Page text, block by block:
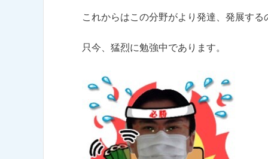
これからはこの分野がより発達、発展す
只今、猛烈に勉強中であります。